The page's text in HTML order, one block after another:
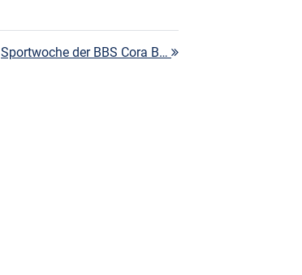
Sportwoche der BBS Cora B…